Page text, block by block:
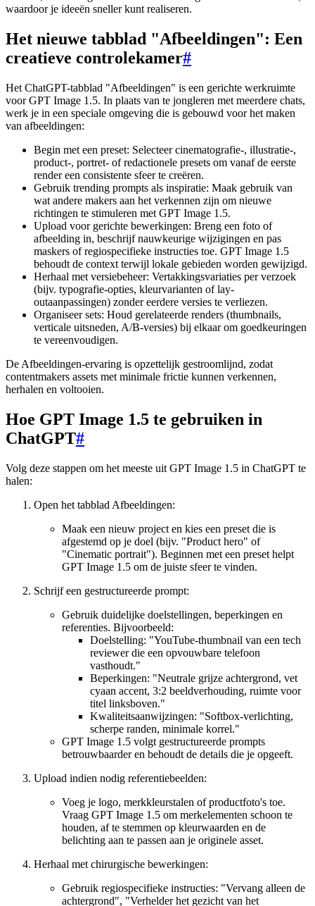
waardoor je ideeën sneller kunt realiseren.
Het nieuwe tabblad "Afbeeldingen": Een
creatieve controlekamer#
Het ChatGPT-tabblad "Afbeeldingen" is een gerichte werkruimte
voor GPT Image 1.5. In plaats van te jongleren met meerdere chats,
werk je in een speciale omgeving die is gebouwd voor het maken
van afbeeldingen:
Begin met een preset: Selecteer cinematografie-, illustratie-,
product-, portret- of redactionele presets om vanaf de eerste
render een consistente sfeer te creëren.
Gebruik trending prompts als inspiratie: Maak gebruik van
wat andere makers aan het verkennen zijn om nieuwe
richtingen te stimuleren met GPT Image 1.5.
Upload voor gerichte bewerkingen: Breng een foto of
afbeelding in, beschrijf nauwkeurige wijzigingen en pas
maskers of regiospecifieke instructies toe. GPT Image 1.5
behoudt de context terwijl lokale gebieden worden gewijzigd.
Herhaal met versiebeheer: Vertakkingsvariaties per verzoek
(bijv. typografie-opties, kleurvarianten of lay-
outaanpassingen) zonder eerdere versies te verliezen.
Organiseer sets: Houd gerelateerde renders (thumbnails,
verticale uitsneden, A/B-versies) bij elkaar om goedkeuringen
te vereenvoudigen.
De Afbeeldingen-ervaring is opzettelijk gestroomlijnd, zodat
contentmakers assets met minimale frictie kunnen verkennen,
herhalen en voltooien.
Hoe GPT Image 1.5 te gebruiken in
ChatGPT#
Volg deze stappen om het meeste uit GPT Image 1.5 in ChatGPT te
halen:
Open het tabblad Afbeeldingen:
Maak een nieuw project en kies een preset die is
afgestemd op je doel (bijv. "Product hero" of
"Cinematic portrait"). Beginnen met een preset helpt
GPT Image 1.5 om de juiste sfeer te vinden.
Schrijf een gestructureerde prompt:
Gebruik duidelijke doelstellingen, beperkingen en
referenties. Bijvoorbeeld:
Doelstelling: "YouTube-thumbnail van een tech
reviewer die een opvouwbare telefoon
vasthoudt."
Beperkingen: "Neutrale grijze achtergrond, vet
cyaan accent, 3:2 beeldverhouding, ruimte voor
titel linksboven."
Kwaliteitsaanwijzingen: "Softbox-verlichting,
scherpe randen, minimale korrel."
GPT Image 1.5 volgt gestructureerde prompts
betrouwbaarder en behoudt de details die je opgeeft.
Upload indien nodig referentiebeelden:
Voeg je logo, merkkleurstalen of productfoto's toe.
Vraag GPT Image 1.5 om merkelementen schoon te
houden, af te stemmen op kleurwaarden en de
belichting aan te passen aan je originele asset.
Herhaal met chirurgische bewerkingen:
Gebruik regiospecifieke instructies: "Vervang alleen de
achtergrond", "Verhelder het gezicht van het